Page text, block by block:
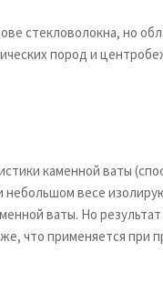
стекловолокна, но
пород и
каменной ваты
весе
ваты. Но
что применяется при